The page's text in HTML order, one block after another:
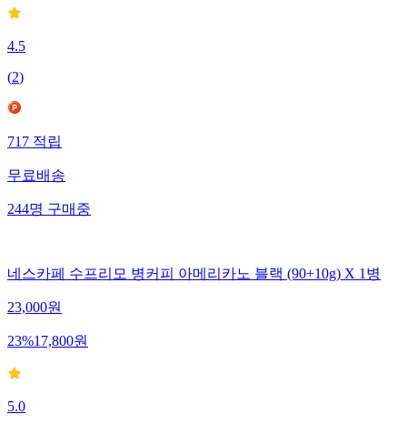
4.5
(2)
717적립
무료배송
244명구매중
네스카페 수프리모 병커피 아메리카노 블랙 (90+10g) X 1병
23,000원
23%17,800원
5.0